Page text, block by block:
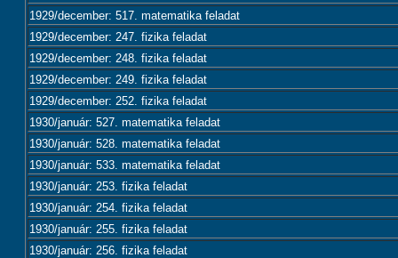
1929/december: 517. matematika feladat
1929/december: 247. fizika feladat
1929/december: 248. fizika feladat
1929/december: 249. fizika feladat
1929/december: 252. fizika feladat
1930/január: 527. matematika feladat
1930/január: 528. matematika feladat
1930/január: 533. matematika feladat
1930/január: 253. fizika feladat
1930/január: 254. fizika feladat
1930/január: 255. fizika feladat
1930/január: 256. fizika feladat